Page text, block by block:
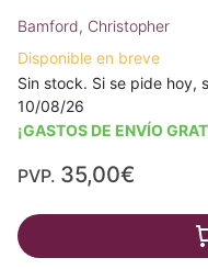
Bamford, Christopher
Disponible en breve
Sin stock. Si se pide hoy,
10/08/26
¡GASTOS DE ENVÍO
PVP. 35,00€